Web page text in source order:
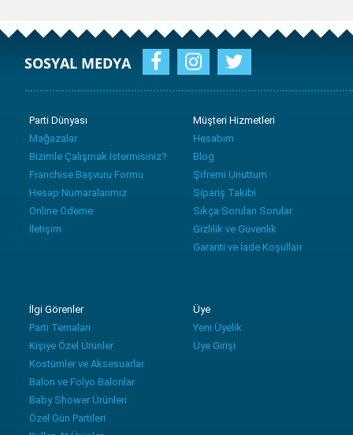
SOSYAL MEDYA
Parti Dünyası
Mağazalar
Bizimle Çalışmak İstermisiniz?
Franchise Başvuru Formu
Hesap Numaralarımız
Online Ödeme
İletişim
Müşteri Hizmetleri
Hesabım
Blog
Şifremi Unuttum
Sipariş Takibi
Sıkça Sorulan Sorular
Gizlilik ve Güvenlik
Garanti ve İade Koşulları
İlgi Görenler
Parti Temaları
Kişiye Özel Ürünler
Kostümler ve Aksesuarlar
Balon ve Folyo Balonlar
Baby Shower Ürünleri
Özel Gün Partileri
Üye
Yeni Üyelik
Üye Girişi